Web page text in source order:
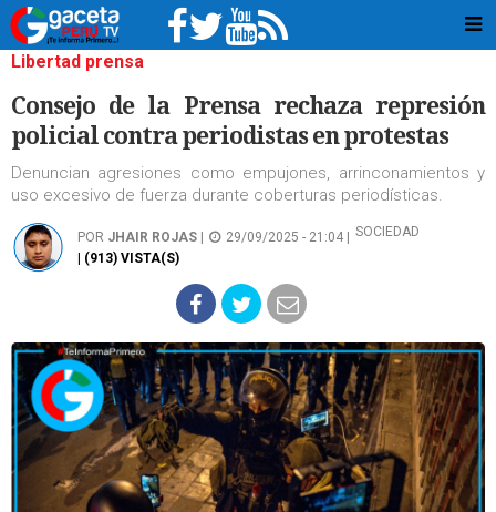
Libertad prensa
Consejo de la Prensa rechaza represión
policial contra periodistas en protestas
Denuncian agresiones como empujones, arrinconamientos y
uso excesivo de fuerza durante coberturas periodísticas.
POR JHAIR ROJAS 29/09/2025 - 21:04 |
SOCIEDAD
| (913) VISTA(S)